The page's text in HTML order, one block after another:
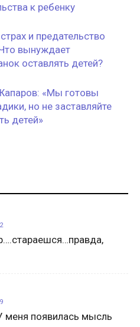
к ребенку
и предательство
вынуждает
оставлять детей?
«Мы готовы
но не заставляйте
детей»
меня появилась мысль